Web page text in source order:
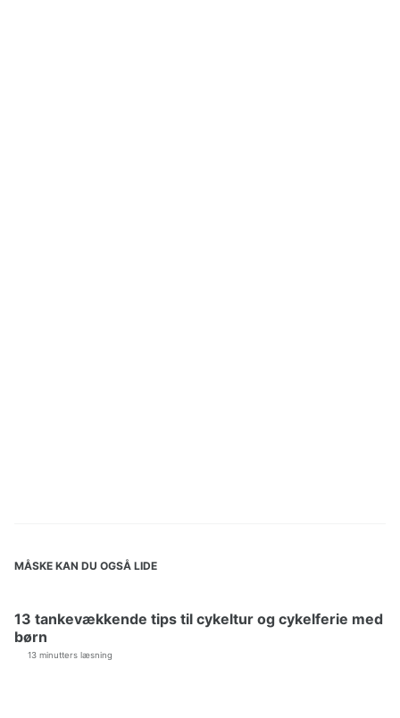
MÅSKE KAN DU OGSÅ LIDE
13 tankevækkende tips til cykeltur og cykelferie med
børn
13 minutters læsning